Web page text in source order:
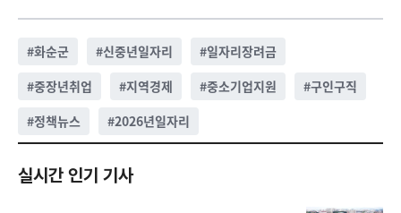
#화순군 #신중년일자리 #일자리장려금
#중장년취업 #지역경제 #중소기업지원 #구인구직
#정책뉴스 #2026년일자리
실시간 인기 기사